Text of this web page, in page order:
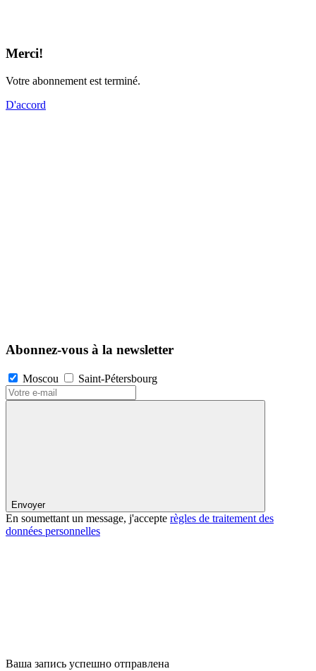
Merci!
Votre abonnement est terminé.
D'accord
Abonnez-vous à la newsletter
Moscou Saint-Pétersbourg
Envoyer
En soumettant un message, j'accepte règles de traitement des
données personnelles
Ваша запись успешно отправлена